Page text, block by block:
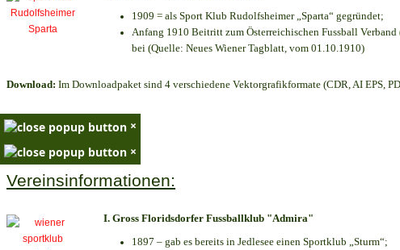
1909 = als Sport Klub Rudolfsheimer „Sparta“ gegründet;
Anfang 1910 Beitritt zum Österreichischen Fussball
bei (Quelle: Neues Wiener Tagblatt, vom 01.10.1910)
Download: Im Downloadpaket sind 4 verschiedene Vektorgrafikformate (CDR, AI EPS,
×
×
Vereinsinformationen:
I. Gross Floridsdorfer Fussballklub "Admira"
1897 – gab es bereits in Jedlesee einen Sportklub „Sturm“;